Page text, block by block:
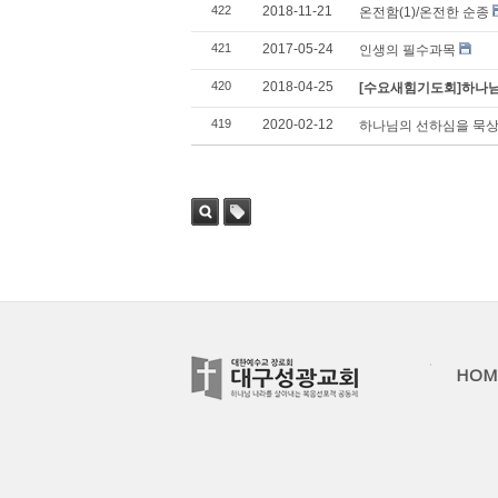
422 2018-11-21 온전함(1)/온전한 순종
421 2017-05-24 인생의 필수과목
420 2018-04-25 [수요새힘기도회]하나
419 2020-02-12 하나님의 선하심을 묵